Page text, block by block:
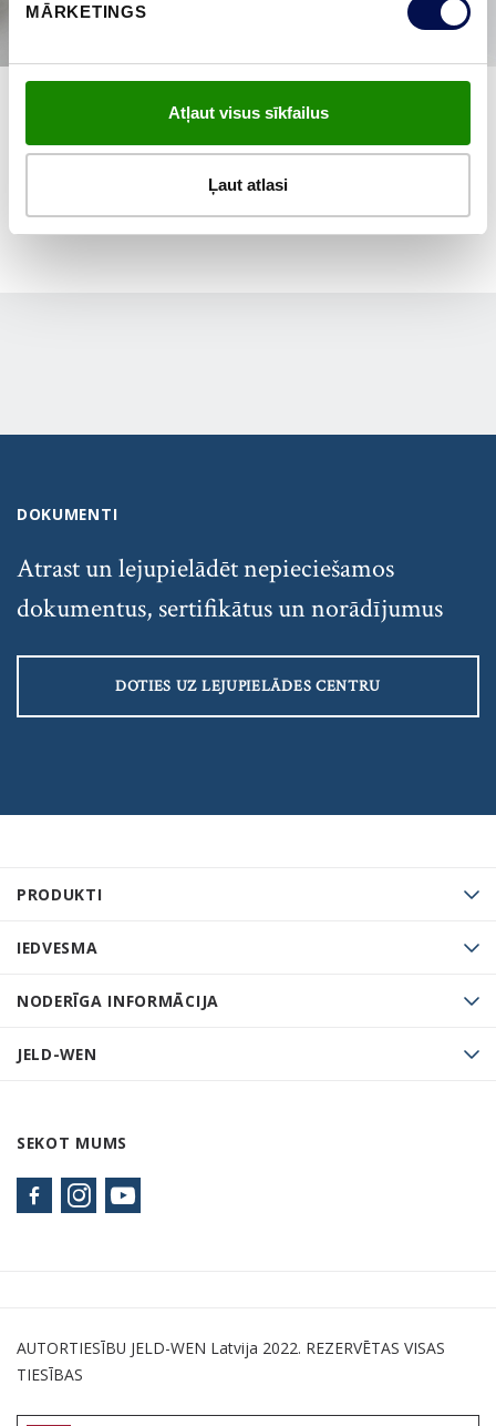
MĀRKETINGS
Atļaut visus sīkfailus
Ļaut atlasi
PĀRLŪKOT VISUS
PRODUKTI
IEDVESMA
NODERĪGA INFORMĀCIJA
JELD-WEN
SEKOT MUMS
DOKUMENTI
Atrast un lejupielādēt nepieciešamos
dokumentus, sertifikātus un norādījumus
DOTIES UZ LEJUPIELĀDES CENTRU
AUTORTIESĪBU JELD-WEN Latvija 2022. REZERVĒTAS VISAS
TIESĪBAS